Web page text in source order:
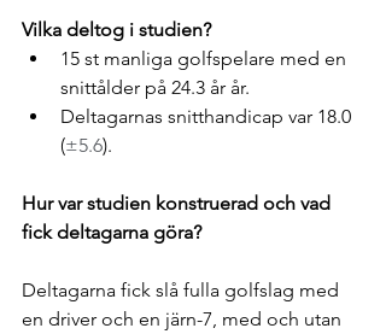
Vilka deltog i studien?
15 st manliga golfspelare med en
snittålder på 24.3 år år.
Deltagarnas snitthandicap var 18.0
(±5.6).
Hur var studien konstruerad och vad
fick deltagarna göra?
Deltagarna fick slå fulla golfslag med
en driver och en järn-7, med och utan